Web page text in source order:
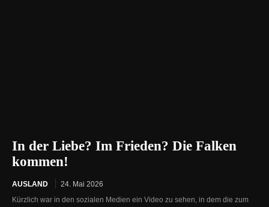
In der Liebe? Im Frieden? Die Falken
kommen!
AUSLAND
24. Mai 2026
Kürzlich war in den sozialen Medien ein Video zu sehen, in dem die zum